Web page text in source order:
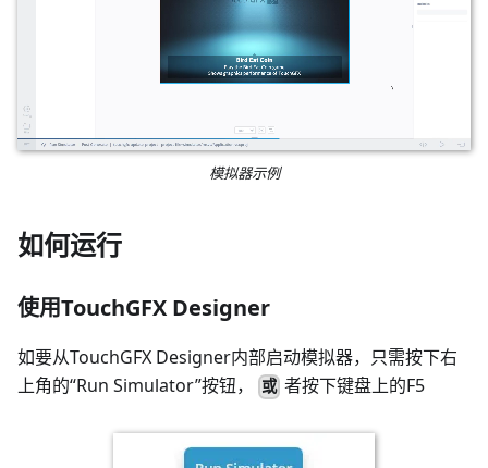
模拟器示例
如何运行
使用TouchGFX Designer
如要从TouchGFX Designer内部启动模拟器，只需按下右
上角的“Run Simulator”按钮，
或 者按下键盘上的F5